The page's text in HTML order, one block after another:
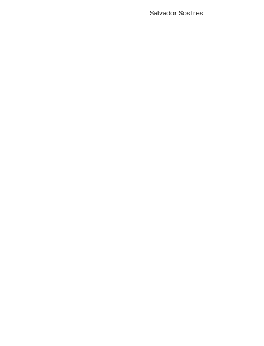
Salvador Sostres